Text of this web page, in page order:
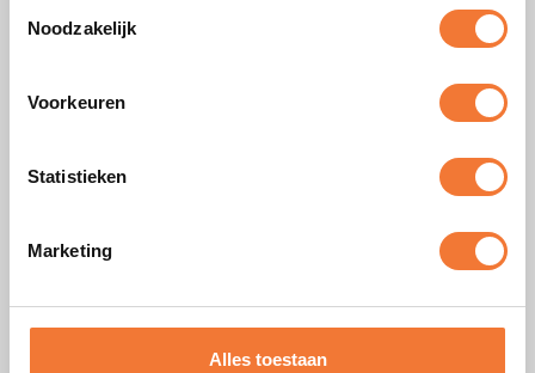
Ticketpoint niet garanderen dat onze website goed blijft
werken. Het kan zijn dat enkele functies van de website
verloren gaan of dat u de websites zelfs helemaal niet
meer kunt bezoeken. Daarnaast betekent het blokkeren
krijgt. De advertenties zijn dan alleen niet meer
Noodzakelijk
Voorkeuren
Statistieken
Marketing
Alles toestaan
Vacatures
Beveiligd bestelproces